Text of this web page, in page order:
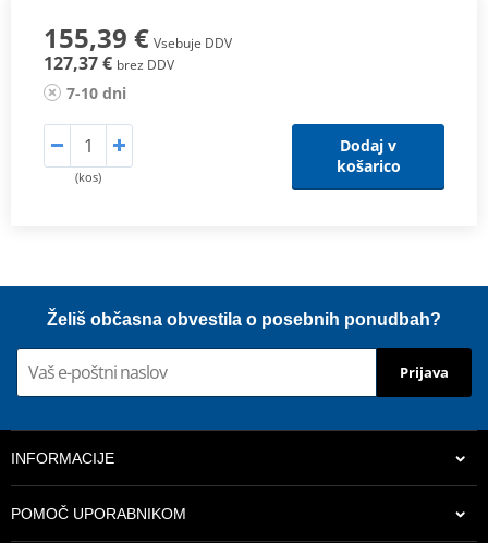
155,39 € Vsebuje DDV
127,37 € brez DDV
7-10 dni
(kos)
Dodaj v
košarico
Želiš občasna obvestila o posebnih ponudbah?
Prijava
INFORMACIJE
POMOČ UPORABNIKOM